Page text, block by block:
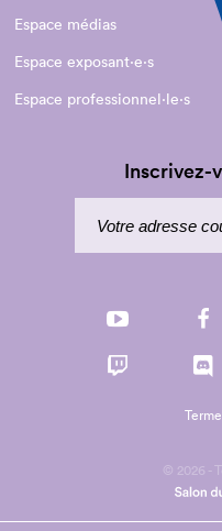
Espace médias
Espace exposant·e⋅s
Espace professionnel·le⋅s
Inscrivez-
© 2026 -